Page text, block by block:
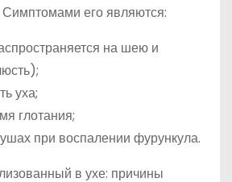
Симптомами его являются:
на шею и
уха;
глотания;
при воспалении фурункула.